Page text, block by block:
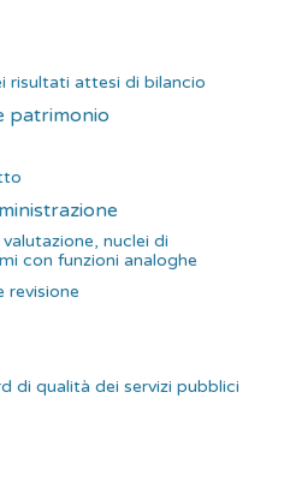
risultati attesi di bilancio
patrimonio
nuclei di
con funzioni analoghe
revisione
di qualità dei servizi pubblici